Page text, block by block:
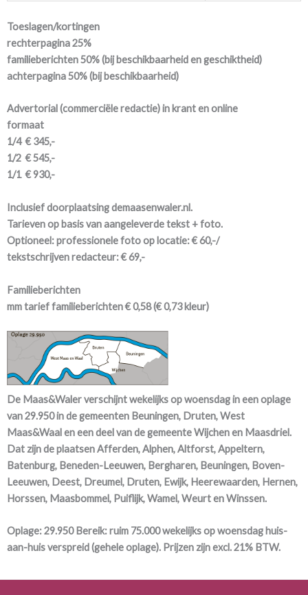
Toeslagen/kortingen
rechterpagina 25%
familieberichten 50% (bij beschikbaarheid en geschiktheid)
achterpagina 50% (bij beschikbaarheid)
Advertorial (commerciële redactie) in krant en online
formaat
1/4€ 345,-
1/2 € 545,-
1/1 € 930,-
Inclusief doorplaatsing demaasenwaler.nl.
Tarieven op basis van aangeleverde tekst + foto.
Optioneel: professionele foto op locatie: € 60,-/
tekstschrijven redacteur: € 69,-
Familieberichten
mm tarief familieberichten € 0,58 (€ 0,73 kleur)
De Maas&Waler verschijnt wekelijks op woensdag in een oplage
van 29.950 in de gemeenten Beuningen, Druten, West
Maas&Waalen een deel van de gemeente Wijchen en Maasdriel.
Dat zijn de plaatsen Afferden, Alphen, Altforst, Appeltern,
Batenburg, Beneden-Leeuwen, Bergharen, Beuningen, Boven-
Leeuwen, Deest, Dreumel, Druten, Ewijk, Heerewaarden, Hernen,
Horssen, Maasbommel, Puiflijk, Wamel, Weurt en Winssen.
Oplage: 29.950 Bereik: ruim 75.000 wekelijks op woensdag huis-
aan-huis verspreid (gehele oplage). Prijzen zijn excl. 21% BTW.